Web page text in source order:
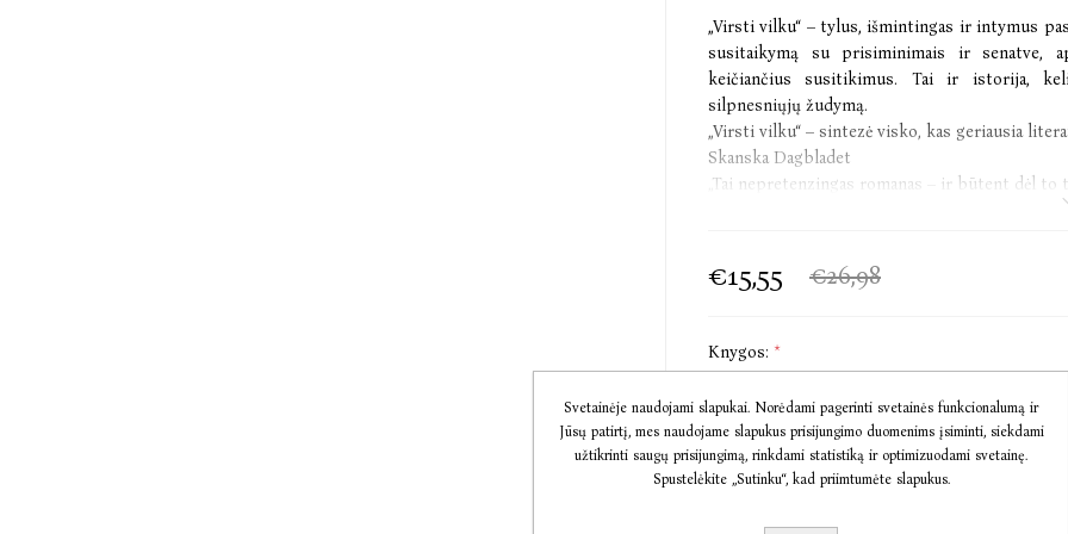
„Virsti vilku“ – tylus, išmintingas ir intymus
susitaikymą su prisiminimais ir senatve,
keičiančius susitikimus. Tai ir istorija,
silpnesniųjų žudymą.
„Virsti vilku“ – sintezė visko, kas geriausia
Skanska Dagbladet
„Tai nepretenzingas romanas – ir būtent dėl to
Kerstin Ekman (gim. 1933) – viena
lyginami su Ernesto Hemingway'aus
gavusi daugumą svarbiausių Švedijos
romanas, apdovanotas 2022 m. „Norrlands
Audio V kaip vanagas
profesijos, treniravo daugybę paukščių. Po
€15,55 €26,98
Knygos: *
Audio V kaip vanagas [+€13,48]
Svetainėje naudojami slapukai. Norėdami pagerinti svetainės funkcionalumą ir
Jūsų patirtį, mes naudojame slapukus prisijungimo duomenims įsiminti, siekdami
užtikrinti saugų prisijungimą, rinkdami statistiką ir optimizuodami svetainę.
Spustelėkite „Sutinku“, kad priimtumėte slapukus.